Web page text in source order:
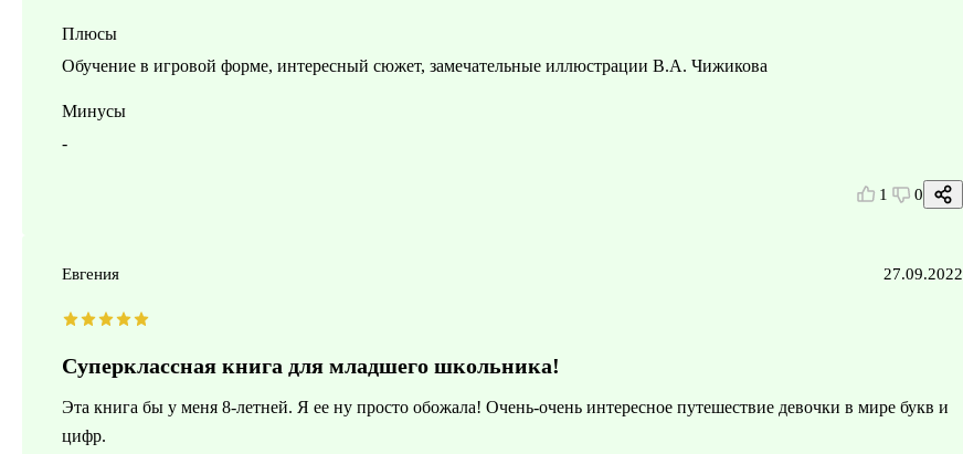
Плюсы
Обучение в игровой форме, интересный сюжет, замечательные иллюстрации В.А. Чижикова
Минусы
-
1 0
Евгения 27.09.2022
Суперклассная книга для младшего школьника!
Эта книга бы у меня 8-летней. Я ее ну просто обожала! Очень-очень интересное путешествие девочки в мире букв и
цифр.